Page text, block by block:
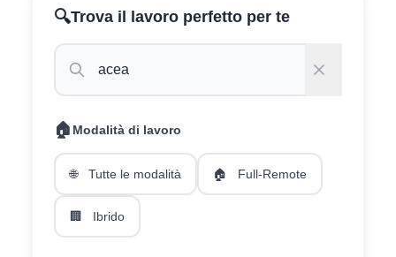
🔍Trova il lavoro perfetto per te
🏠 Modalità di lavoro
🌐 Tutte le modalità 🏠 Full-Remote
🏢 Ibrido